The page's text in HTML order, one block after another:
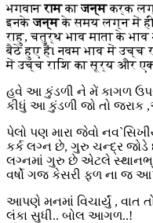
भगवानरामकाजन्मकर्क
इनकेजन्मके समय लग्न में ही
राहु, चतुर्थ भाव माता के
बैठे हुए हैं। नवम भाव में उच्च
में उच्च राशि का सूर्य और
હવે આ કુંડળી ને મેં કાગળ
કીધું આ કુંડળી જો તો જરાક
પેલો પણ મારા જેવો
કર્ક લગ્ન છે, ગુરુ ચન્દ્ર
લગ્નમાં ગુરુ છે એટલે
વર્ષો ગજ કેસરી ફળ ના જ
આપણે મનમાં વિચાર્યું , વાત
લંકા સુધી.. બોલ આગળ..!